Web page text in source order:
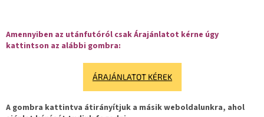
Amennyiben az utánfutóról csak Árajánlatot kérne úgy
kattintson az alábbi gombra:
ÁRAJÁNLATOT KÉREK
A gombra kattintva átirányítjuk a másik weboldalunkra, ahol